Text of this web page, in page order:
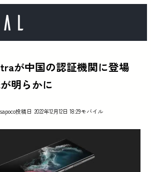
が中国の認証機関に登場
明らかに
投稿日 2022年12月12日 18:29モバイル